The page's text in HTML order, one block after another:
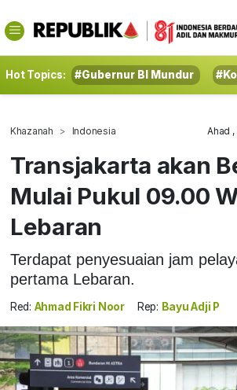
Hot Topics: #Gubernur BI Mundur
Khazanah Indonesia Ahad
Transjakarta akan
Mulai Pukul 09.00
Lebaran
Terdapat penyesuaian jam
pertama Lebaran.
Red: Ahmad Fikri Noor Rep: Bayu Adji P